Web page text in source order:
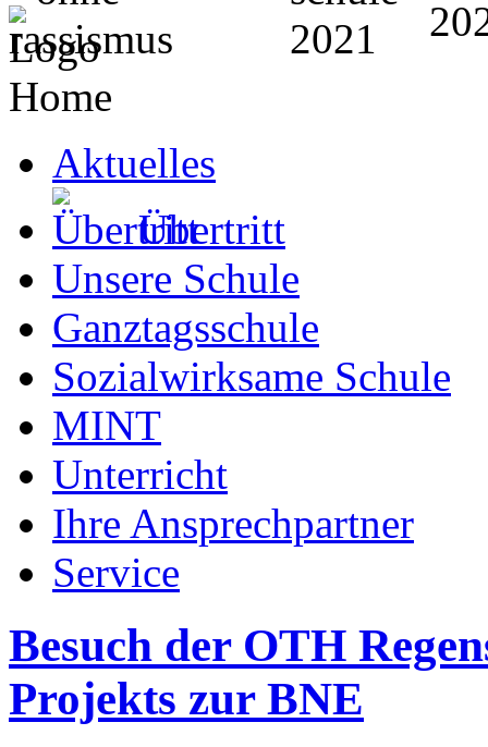
Home
Aktuelles
Übertritt
Unsere Schule
Ganztagsschule
Sozialwirksame Schule
MINT
Unterricht
Ihre Ansprechpartner
Service
Besuch der OTH
Projekts zur BNE